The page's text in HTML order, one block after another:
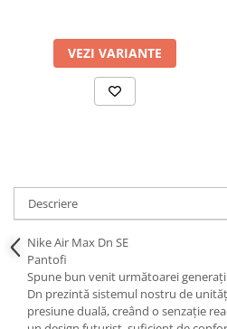
VEZI VARIANTE
Descriere
Nike Air Max Dn SE
Pantofi
Spune bun venit următoarei
Dn prezintă sistemul nostru de
presiune duală, creând o senzație